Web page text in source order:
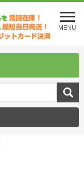
メ
ニ
ュ
を
MENU